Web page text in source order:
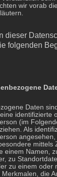
Ihren
von
wenn Sie
uns
des
Funktionen.
(z.B. die
Cookies
oder
des
(notwendige
wir vorab
dieser
folgenden
Daten
identifizierte
(im
Als
mittels
einem Namen,
zu
zu einem oder
Merkmalen, die